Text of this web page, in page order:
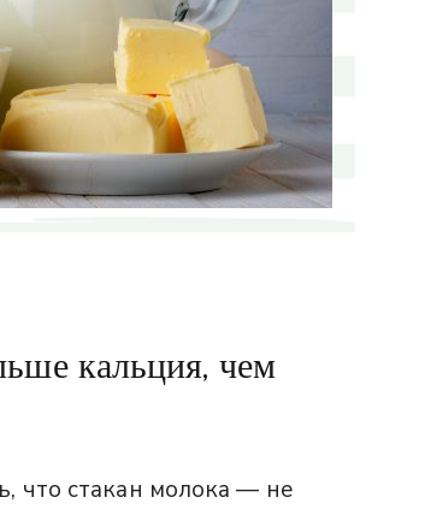
кальция, чем
что стакан молока — не